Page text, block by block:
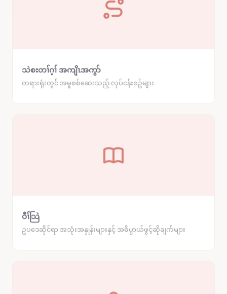
သဲစးတၢ်ဂ့ၢ် အကျိၤအကွာ်
တရားရုံးတွင် အမှုစစ်ဆေးသည့် လုပ်ငန်းစဥ်များ
ဝီၢ်သြဲ
ဥပဒေဆိုင်ရာ အသုံးအနှုန်းများနှင့် အဓိပ္ပာယ်ဖွင့်ဆိုချက်များ